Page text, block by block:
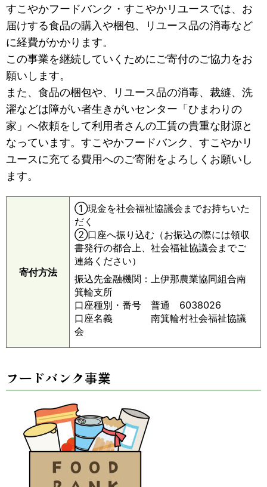
すこやかフードバンク・すこやかリユースでは、お
届けする食品の購入や梱包、リユース品の消毒など
に経費がかかります。
この事業を継続していくためにご寄付のご協力をお
願いします。
また、食品の梱包や、リユース品の消毒、裁縫、洗
濯などは障がい者生きがいセンター「ひまわりの
家」へ依頼をして利用者さんの工賃の貴重な財源と
なっています。すこやかフードバンク、すこやかリ
ユースに充てる費用へのご寄附をよろしくお願いし
ます。
寄付方法
①現金を社会福祉協議会までお持ちいた
だく
②口座へ振り込む（お振込の際には領収
書発行の都合上、社会福祉協議会までご
連絡ください）
振込先金融機関：上伊那農業協同組合南
箕輪支所
口座種別・番号 普通 6038026
口座名義 南箕輪村社会福祉協議
会
フードバンク事業